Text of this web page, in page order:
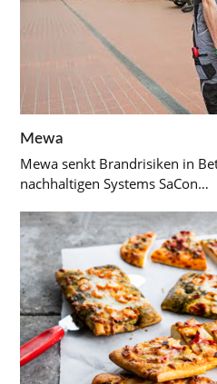
Mewa
Mewa senkt Brandrisiken in
nachhaltigen Systems SaCon…